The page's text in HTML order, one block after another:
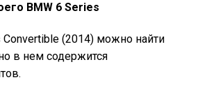
BMW 6 Series
(2014) можно найти
в нем содержится